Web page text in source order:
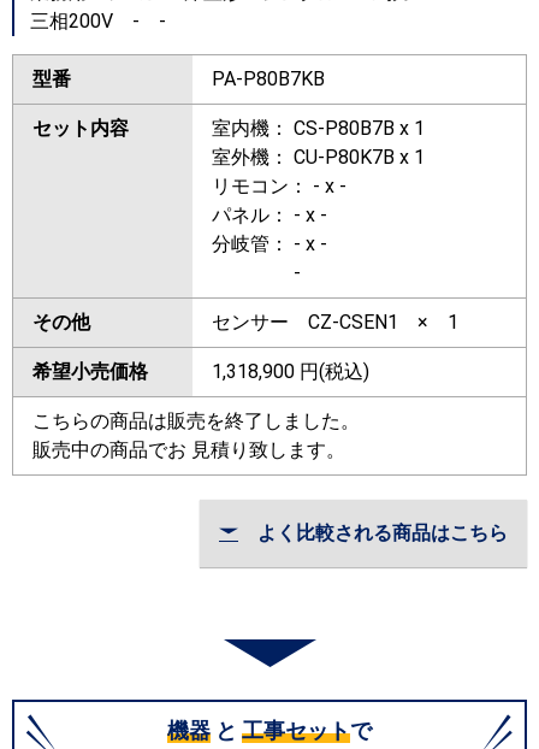
三相200V - -
型番 PA-P80B7KB
セット内容
室内機： CS-P80B7B x 1
室外機： CU-P80K7B x 1
リモコン： - x -
パネル： - x -
分岐管： - x -
-
その他 センサー CZ-CSEN1 × 1
希望小売価格 1,318,900 円(税込)
こちらの商品は販売を終了しました。
販売中の商品でお 見積り致します。
よく比較される商品はこちら
機器 と 工事セットで